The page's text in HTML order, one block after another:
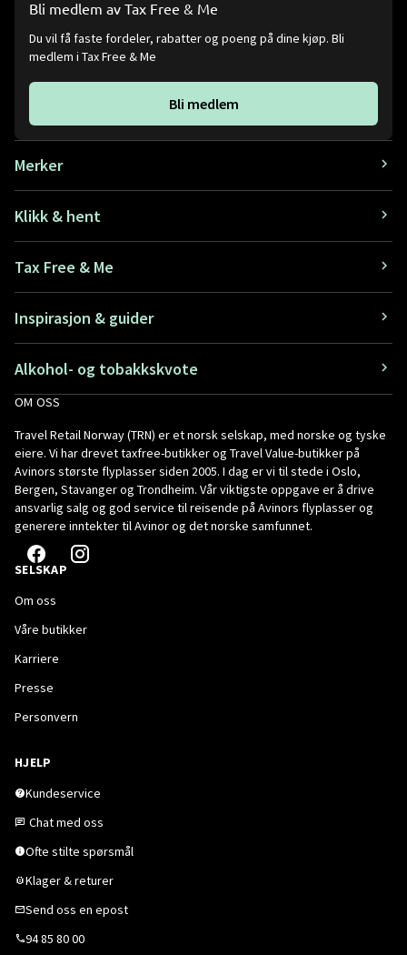
Bli medlem av Tax Free & Me
Du vil få faste fordeler, rabatter og poeng på dine kjøp. Bli
medlem i Tax Free & Me
Bli medlem
Merker
Klikk & hent
Tax Free & Me
Inspirasjon & guider
Alkohol- og tobakkskvote
OM OSS
Travel Retail Norway (TRN) er et norsk selskap, med norske og tyske
eiere. Vi har drevet taxfree-butikker og Travel Value-butikker på
Avinors største flyplasser siden 2005. I dag er vi til stede i Oslo,
Bergen, Stavanger og Trondheim. Vår viktigste oppgave er å drive
ansvarlig salg og god service til reisende på Avinors flyplasser og
generere inntekter til Avinor og det norske samfunnet.
SELSKAP
Om oss
Våre butikker
Karriere
Presse
Personvern
HJELP
Kundeservice
Chat med oss
Ofte stilte spørsmål
Klager & returer
Send oss en epost
94 85 80 00